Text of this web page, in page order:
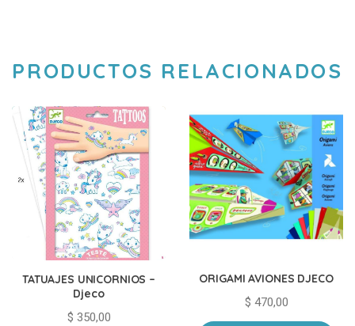
PRODUCTOS RELACIONADOS
TATUAJES UNICORNIOS –
Djeco
$ 350,00
ORIGAMI AVIONES DJECO
$ 470,00